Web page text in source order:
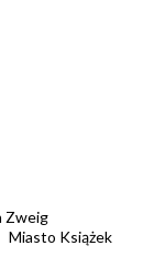
Zweig
Miasto Książek